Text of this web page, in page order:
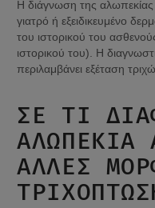
Η διάγνωση της αλωπεκίας
γιατρό ή εξειδικευμένο
του ιστορικού του
ιστορικού του). Η
περιλαμβάνει εξέταση
ΣΕ ΤΙ
ΑΛΩΠΕΚΊΑ
ΆΛΛΕΣ